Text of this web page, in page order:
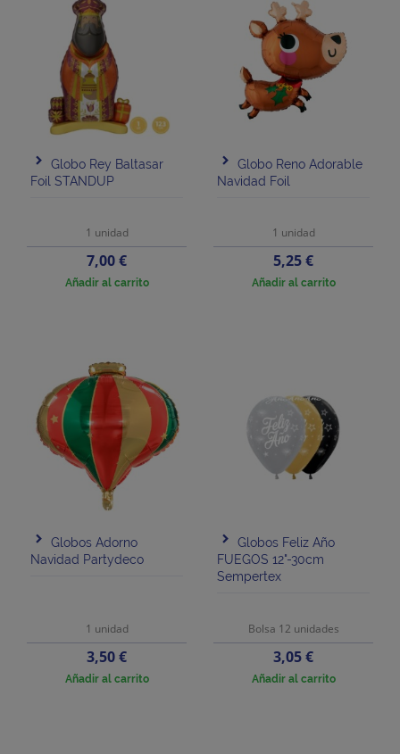
Globo Rey Baltasar
Foil STANDUP
1 unidad
Precio
7,00 €
Añadir al carrito
Globo Reno Adorable
Navidad Foil
1 unidad
Precio
5,25 €
Añadir al carrito
Globos Adorno
Navidad Partydeco
1 unidad
Precio
3,50 €
Añadir al carrito
Globos Feliz Año
FUEGOS 12"-30cm
Sempertex
Bolsa 12 unidades
Precio
3,05 €
Añadir al carrito